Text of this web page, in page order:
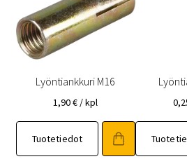
Lyöntiankkuri M16
1,90€ / kpl
Tuotetiedot